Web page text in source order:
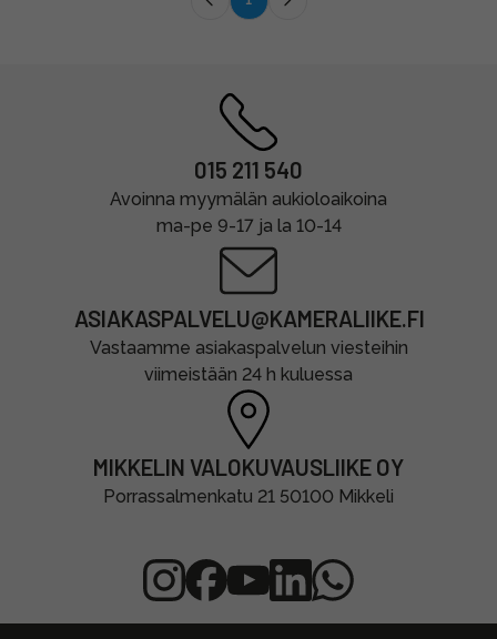
015 211 540
Avoinna myymälän aukioloaikoina
ma-pe 9-17 ja la 10-14
ASIAKASPALVELU@KAMERALIIKE.FI
Vastaamme asiakaspalvelun viesteihin
viimeistään 24 h kuluessa
MIKKELIN VALOKUVAUSLIIKE OY
Porrassalmenkatu 21 50100 Mikkeli